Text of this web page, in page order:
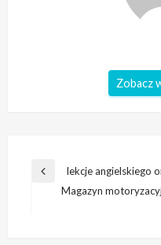
Zobacz
Nawigacja
wpisu
Poprzedni
lekcje angielskiego
Magazyn